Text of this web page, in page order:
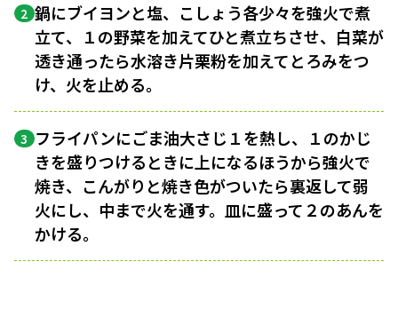
2 鍋にブイヨンと塩、こしょう各少々を強火で煮
立て、１の野菜を加えてひと煮立ちさせ、白菜が
透き通ったら水溶き片栗粉を加えてとろみをつ
け、火を止める。
3 フライパンにごま油大さじ１を熱し、１のかじ
きを盛りつけるときに上になるほうから強火で
焼き、こんがりと焼き色がついたら裏返して弱
火にし、中まで火を通す。皿に盛って２のあんを
かける。